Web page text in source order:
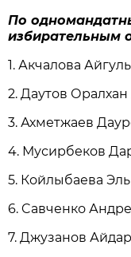
По
избирательным
1. Акчалова
2. Даутов
3. Ахметжаев
4. Мусирбеков
5. Койлыбаева
6. Cавченко
7. Джузанов